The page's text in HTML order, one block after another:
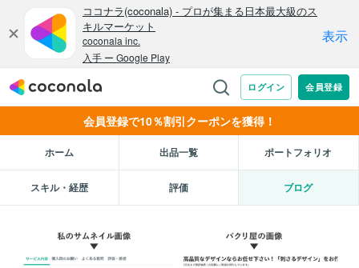
会員登録で10％割引クーポンを獲得！
ホーム 出品一覧 ポートフォリオ
スキル・経歴 評価 ブログ